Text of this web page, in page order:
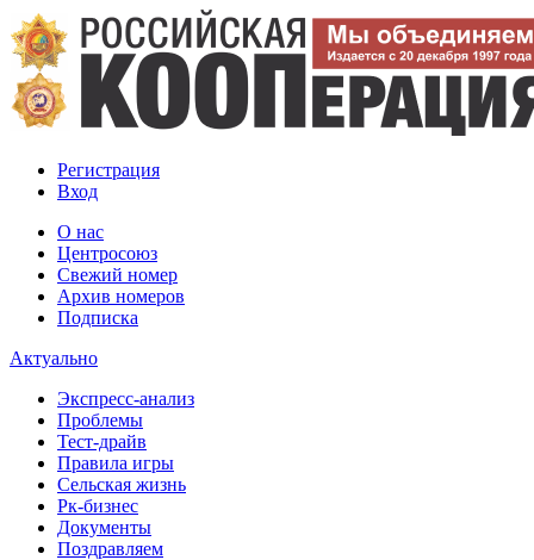
Регистрация
Вход
О нас
Центросоюз
Свежий номер
Архив номеров
Подписка
Актуально
Экспресс-анализ
Проблемы
Тест-драйв
Правила игры
Сельская жизнь
Рк-бизнес
Документы
Поздравляем